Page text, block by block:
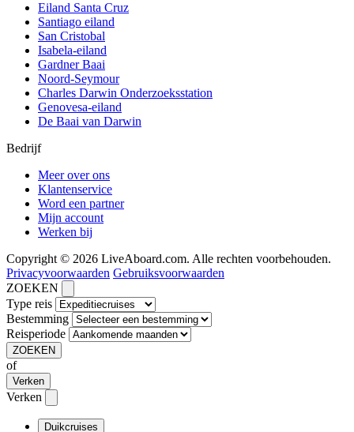
Eiland Santa Cruz
Santiago eiland
San Cristobal
Isabela-eiland
Gardner Baai
Noord-Seymour
Charles Darwin Onderzoeksstation
Genovesa-eiland
De Baai van Darwin
Bedrijf
Meer over ons
Klantenservice
Word een partner
Mijn account
Werken bij
Copyright © 2026 LiveAboard.com. Alle rechten voorbehouden.
Privacyvoorwaarden Gebruiksvoorwaarden
ZOEKEN
Type reis
Bestemming
Reisperiode
ZOEKEN
of
Verken
Verken
Duikcruises